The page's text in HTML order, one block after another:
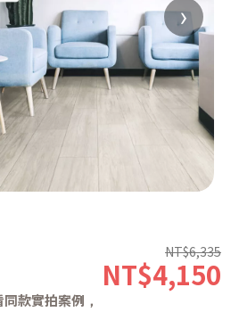
›
款實拍案例，
NT$6,335
NT$4,150